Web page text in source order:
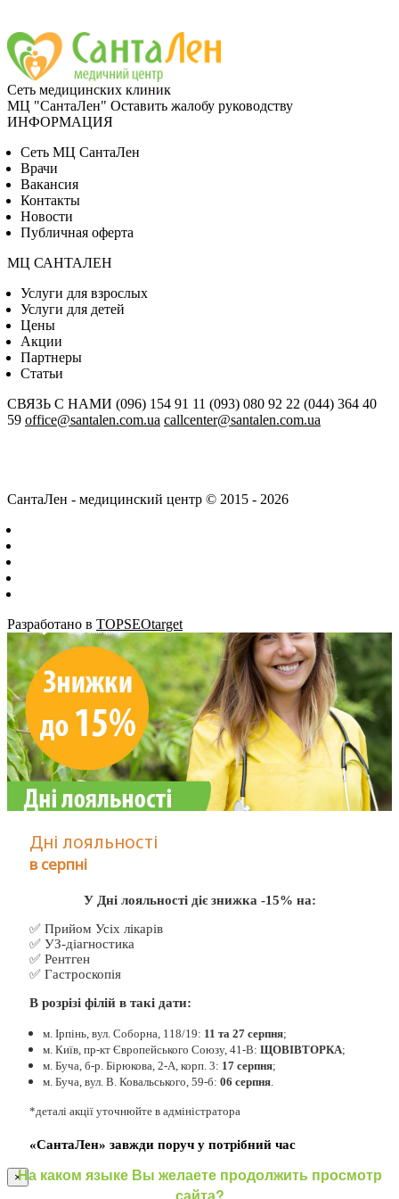
Сеть медицинских клиник
МЦ "СантаЛен" Оставить жалобу руководству
ИНФОРМАЦИЯ
Сеть МЦ СантаЛен
Врачи
Вакансия
Контакты
Новости
Публичная оферта
МЦ САНТАЛЕН
Услуги для взрослых
Услуги для детей
Цены
Акции
Партнеры
Статьи
СВЯЗЬ С НАМИ (096) 154 91 11 (093) 080 92 22 (044) 364 40
59 office@santalen.com.ua callcenter@santalen.com.ua
СантаЛен - медицинский центр © 2015 - 2026
Разработано в TOPSEOtarget
Дні лояльності
в серпні
У Дні лояльності діє знижка -15% на:
✅ Прийом Усіх лікарів
✅ УЗ-діагностика
✅ Рентген
✅ Гастроскопія
В розрізі філій в такі дати:
м. Ірпінь, вул. Соборна, 118/19: 11 та 27 серпня;
м. Київ, пр-кт Європейського Союзу, 41-В: ЩОВІВТОРКА;
м. Буча, б-р. Бірюкова, 2-А, корп. 3: 17 серпня;
м. Буча, вул. В. Ковальського, 59-б: 06 серпня
*деталі акції уточнюйте в адміністратора
«СантаЛен» завжди поруч у потрібний час
×На каком языке Вы желаете продолжить просмотр
сайта?